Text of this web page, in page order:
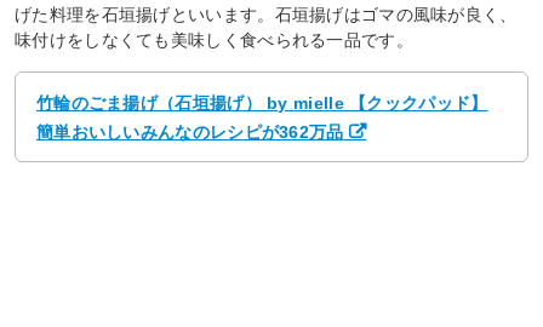
げた料理を石垣揚げといいます。石垣揚げはゴマの風味が良く、
味付けをしなくても美味しく食べられる一品です。
竹輪のごま揚げ（石垣揚げ） by mielle 【クックパッド】
簡単おいしいみんなのレシピが362万品